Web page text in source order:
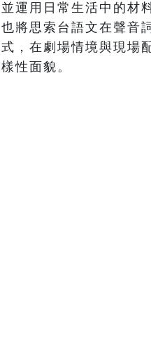
運用日常生活中的材
將思索台語文在聲音
，在劇場情境與現場
性面貌。